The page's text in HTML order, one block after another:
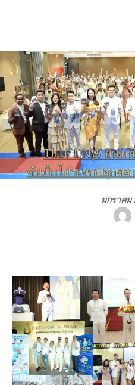
มกราคม